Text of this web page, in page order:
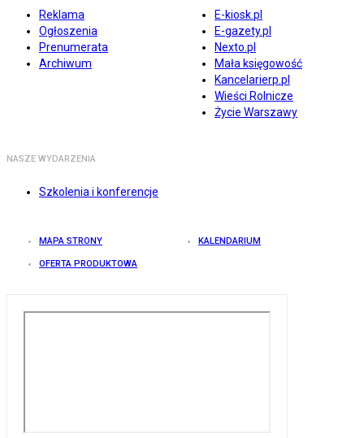
Reklama
Ogłoszenia
Prenumerata
Archiwum
E-kiosk.pl
E-gazety.pl
Nexto.pl
Mała księgowość
Kancelarierp.pl
Wieści Rolnicze
Życie Warszawy
NASZE WYDARZENIA
Szkolenia i konferencje
MAPA STRONY KALENDARIUM
OFERTA PRODUKTOWA